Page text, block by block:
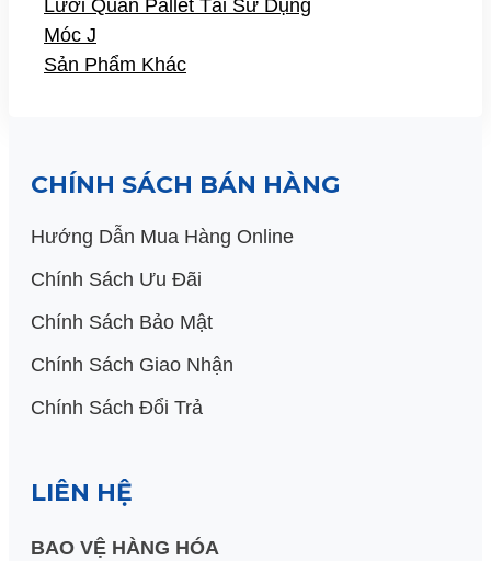
Lưới Quấn Pallet Tái Sử Dụng
Móc J
Sản Phẩm Khác
CHÍNH SÁCH BÁN HÀNG
Hướng Dẫn Mua Hàng Online
Chính Sách Ưu Đãi
Chính Sách Bảo Mật
Chính Sách Giao Nhận
Chính Sách Đổi Trả
LIÊN HỆ
BAO VỆ HÀNG HÓA